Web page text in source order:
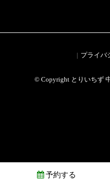
プライバ
© Copyright とりいちず
予約する